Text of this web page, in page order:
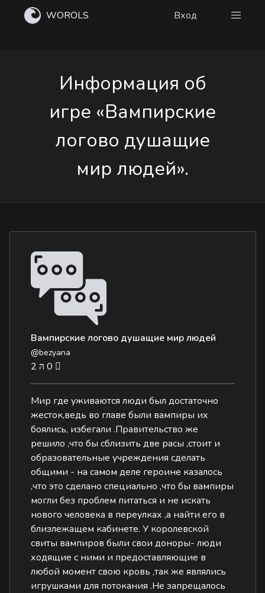
WOROLS Вход
Информация об
игре «Вампирские
логово душащие
мир людей».
Вампирские логово душащие мир людей
@bezyana
2 0
Мир где уживаются люди был достаточно
жесток,ведь во главе были вампиры их
боялись, избегали .Правительство же
решило ,что бы сблизить две расы ,стоит и
образовательные учреждения сделать
общими - на самом деле героине казалось
,что это сделано специально ,что бы вампиры
могли без проблем питаться и не искать
нового человека в переулках ,а найти его в
близлежащем кабинете. У королевской
свиты вампиров были свои доноры- люди
ходящие с ними и предоставляющие в
любой момент свою кровь ,так же являлись
игрушками для потокания .Не запрещалось